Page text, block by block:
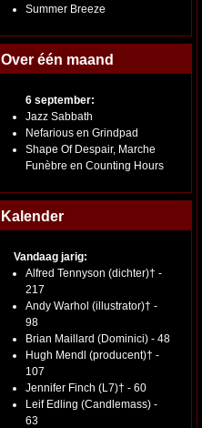
Summer Breeze
Over één maand
6 september:
Jazz Sabbath
Nefarious en Grindpad
Shape Of Despair, Marche
Funèbre en Counting Hours
Kalender
Vandaag jarig:
Alfred Tennyson (dichter)† -
217
Andy Warhol (illustrator)† -
98
Brian Maillard (Dominici) - 48
Hugh Mendl (producent)† -
107
Jennifer Finch (L7)† - 60
Leif Edling (Candlemass) -
63